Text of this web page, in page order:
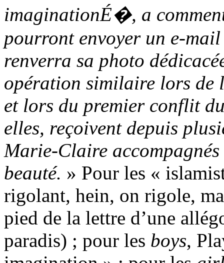
imaginationÉ�, a
pourront envoyer un e-
renverra sa photo
opération similaire lors de
et lors du premier conflit
elles, reçoivent depuis
Marie-Claire
beauté. » Pour les «
rigolant, hein, on rigole,
pied de la lettre d’une
paradis) ; pour les boys,